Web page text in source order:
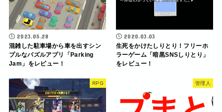
2023.05.28
混雑した駐車場から車を出すシン
プルなパズルアプリ「Parking
Jam」をレビュー！
2020.03.03
生死をかけたしりとり！フリーホ
ラーゲーム「暗黒SNSしりとり」
をレビュー！
RPG 管理人